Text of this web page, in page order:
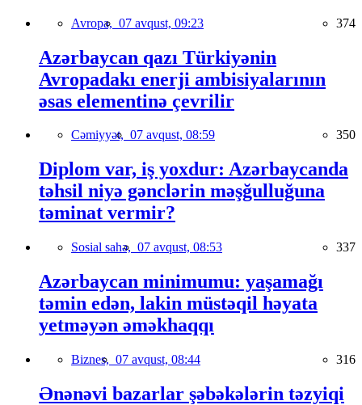
Avropa, 07 avqust, 09:23 374
Azərbaycan qazı Türkiyənin
Avropadakı enerji ambisiyalarının
əsas elementinə çevrilir
Cəmiyyət, 07 avqust, 08:59 350
Diplom var, iş yoxdur: Azərbaycanda
təhsil niyə gənclərin məşğulluğuna
təminat vermir?
Sosial sahə, 07 avqust, 08:53 337
Azərbaycan minimumu: yaşamağı
təmin edən, lakin müstəqil həyata
yetməyən əməkhaqqı
Biznes, 07 avqust, 08:44 316
Ənənəvi bazarlar şəbəkələrin təzyiqi